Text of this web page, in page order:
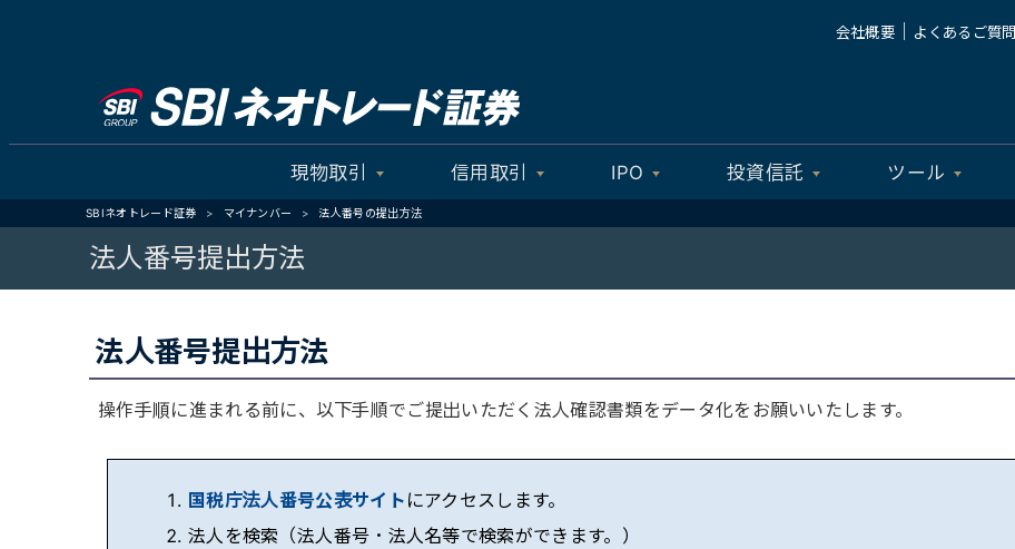
会社概要 よくあるご質問
現物取引 信用取引 IPO 投資信託 ツール
SBIネオトレード証券 マイナンバー 法人番号の提出方法
法人番号提出方法
法人番号提出方法
操作手順に進まれる前に、以下手順でご提出いただく法人確認書類をデータ化をお願いいたします。
国税庁法人番号公表サイト にアクセスします。
法人を検索（法人番号・法人名等で検索ができます。）